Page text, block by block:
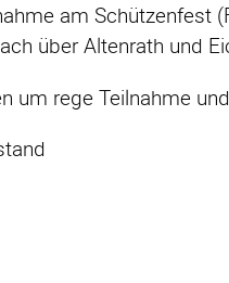
am Schützenfest
über Altenrath und
um rege Teilnahme